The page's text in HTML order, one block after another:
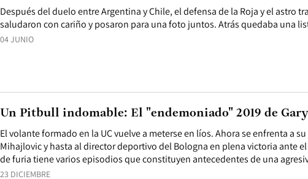
04 JUNIO
Después del duelo entre Argentina y Chile, el defensa de la Roja y el astro
saludaron con cariño y posaron para una foto juntos. Atrás quedaba una
23 DICIEMBRE
El volante formado en la UC vuelve a meterse en líos. Ahora se enfrenta a
Mihajlovic y hasta al director deportivo del Bologna en plena victoria ante
de furia tiene varios episodios que constituyen antecedentes de una
Un Pitbull indomable: El "endemoniado" 2019 de